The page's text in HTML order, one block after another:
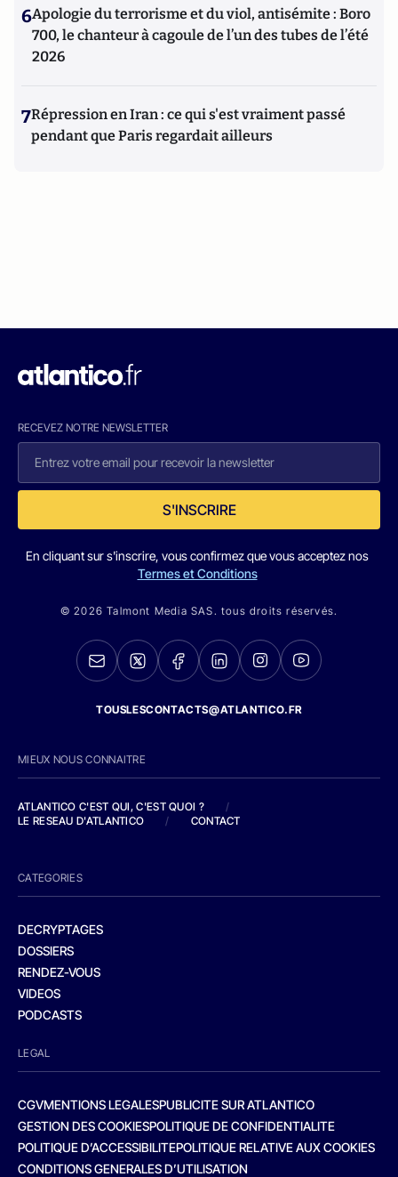
6Apologie du terrorisme et du viol, antisémite : Boro
700, le chanteur à cagoule de l’un des tubes de l’été
2026
7Répression en Iran : ce qui s'est vraiment passé
pendant que Paris regardait ailleurs
RECEVEZ NOTRE NEWSLETTER
S'INSCRIRE
En cliquant sur s'inscrire, vous confirmez que vous acceptez nos
Termes et Conditions
© 2026 Talmont Media SAS. tous droits réservés.
TOUSLESCONTACTS@ATLANTICO.FR
MIEUX NOUS CONNAITRE
ATLANTICO C'EST QUI, C'EST QUOI ?
/
LE RESEAU D'ATLANTICO
/ CONTACT
CATEGORIES
DECRYPTAGES
DOSSIERS
RENDEZ-VOUS
VIDEOS
PODCASTS
LEGAL
CGVMENTIONS LEGALESPUBLICITE SUR ATLANTICO
GESTION DES COOKIESPOLITIQUE DE CONFIDENTIALITE
POLITIQUE D’ACCESSIBILITEPOLITIQUE RELATIVE AUX COOKIES
CONDITIONS GENERALES D’UTILISATION